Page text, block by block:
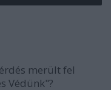
merült fel
Védünk"?